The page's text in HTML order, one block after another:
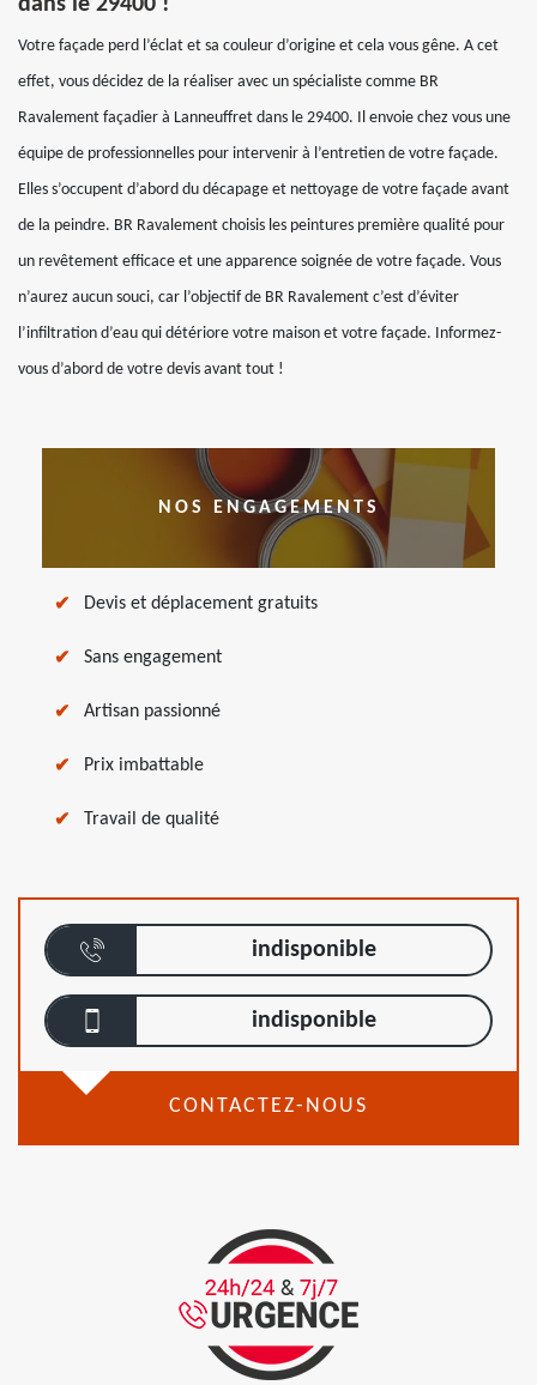
dans le 29400 !
Votre façade perd l’éclat et sa couleur d’origine et cela vous gêne. A cet
effet, vous décidez de la réaliser avec un spécialiste comme BR
Ravalement façadier à Lanneuffret dans le 29400. Il envoie chez vous une
équipe de professionnelles pour intervenir à l’entretien de votre façade.
Elles s’occupent d’abord du décapage et nettoyage de votre façade avant
de la peindre. BR Ravalement choisis les peintures première qualité pour
un revêtement efficace et une apparence soignée de votre façade. Vous
n’aurez aucun souci, car l’objectif de BR Ravalement c’est d’éviter
l’infiltration d’eau qui détériore votre maison et votre façade. Informez-
vous d’abord de votre devis avant tout !
NOS ENGAGEMENTS
Devis et déplacement gratuits
Sans engagement
Artisan passionné
Prix imbattable
Travail de qualité
indisponible
indisponible
CONTACTEZ-NOUS